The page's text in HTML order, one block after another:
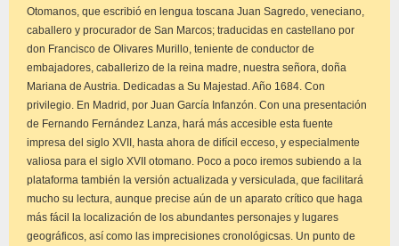
Otomanos, que escribió en lengua toscana Juan Sagredo, veneciano,
caballero y procurador de San Marcos; traducidas en castellano por
don Francisco de Olivares Murillo, teniente de conductor de
embajadores, caballerizo de la reina madre, nuestra señora, doña
Mariana de Austria. Dedicadas a Su Majestad. Año 1684. Con
privilegio. En Madrid, por Juan García Infanzón. Con una presentación
de Fernando Fernández Lanza, hará más accesible esta fuente
impresa del siglo XVII, hasta ahora de difícil ecceso, y especialmente
valiosa para el siglo XVII otomano. Poco a poco iremos subiendo a la
plataforma también la versión actualizada y versiculada, que facilitará
mucho su lectura, aunque precise aún de un aparato crítico que haga
más fácil la localización de los abundantes personajes y lugares
geográficos, así como las imprecisiones cronológicsas. Un punto de